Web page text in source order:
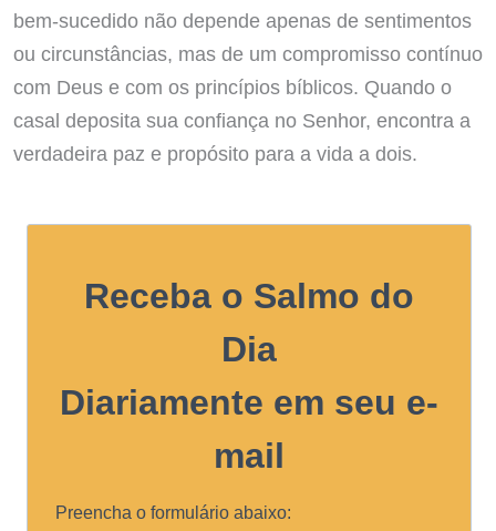
bem-sucedido não depende apenas de sentimentos
ou circunstâncias, mas de um compromisso contínuo
com Deus e com os princípios bíblicos. Quando o
casal deposita sua confiança no Senhor, encontra a
verdadeira paz e propósito para a vida a dois.
Receba o Salmo do
Dia
Diariamente em seu e-
mail
Preencha o formulário abaixo: